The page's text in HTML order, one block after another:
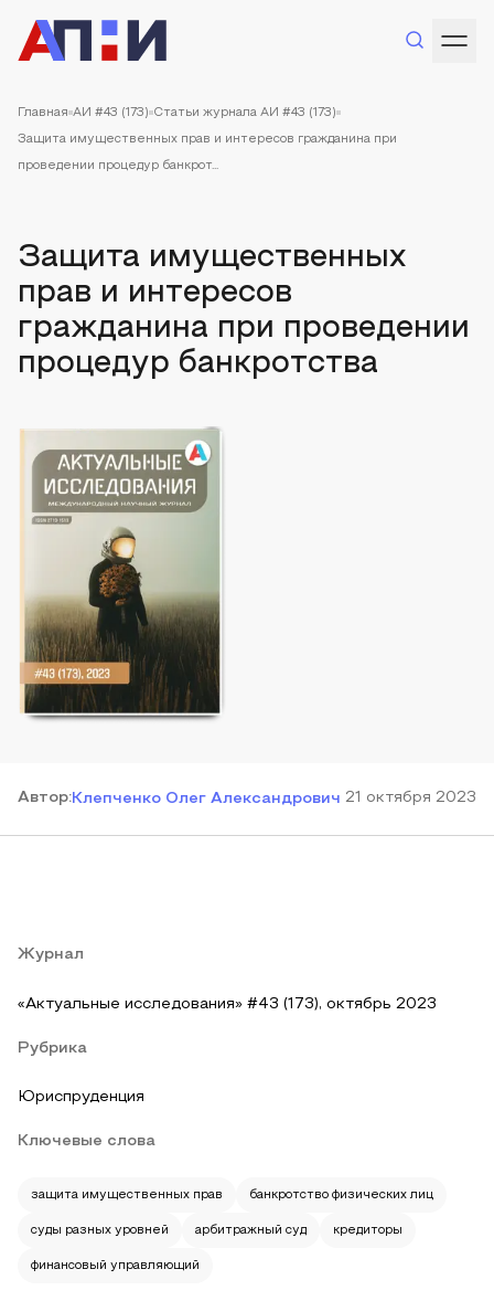
Главная АИ #43 (173) Статьи журнала АИ #43 (173)
Защита имущественных прав и интересов гражданина при
проведении процедур банкрот...
Защита имущественных
прав и интересов
гражданина при проведении
процедур банкротства
Автор:Клепченко Олег Александрович 21 октября 2023
Журнал
«Актуальные исследования» #43 (173), октябрь 2023
Рубрика
Юриспруденция
Ключевые слова
защита имущественных прав банкротство физических лиц
суды разных уровней арбитражный суд кредиторы
финансовый управляющий